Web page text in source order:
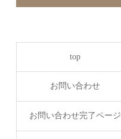
top
お問い合わせ
お問い合わせ完了ページ